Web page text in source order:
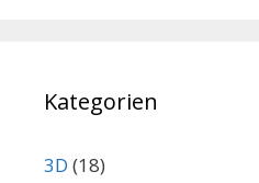
Kategorien
3D (18)